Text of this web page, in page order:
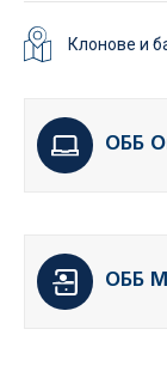
Клонове и
ОББ
ОББ